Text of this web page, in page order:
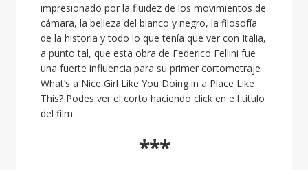
impresionado por la fluidez de los movimientos de
cámara, la belleza del blanco y negro, la filosofía
de la historia y todo lo que tenía que ver con Italia,
a punto tal, que esta obra de Federico Fellini fue
una fuerte influencia para su primer cortometraje
What’s a Nice Girl Like You Doing in a Place Like
This? Podes ver el corto haciendo click en e l título
del film.
***